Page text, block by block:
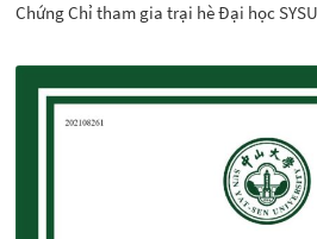
Chứng Chỉ tham gia trại hè Đại học SYSU